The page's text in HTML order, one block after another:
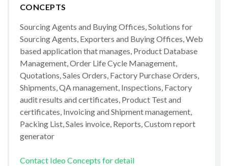
CONCEPTS
Sourcing Agents and Buying Offices, Solutions for
Sourcing Agents, Exporters and Buying Offices, Web
based application that manages, Product Database
Management, Order Life Cycle Management,
Quotations, Sales Orders, Factory Purchase Orders,
Shipments, QA management, Inspections, Factory
audit results and certificates, Product Test and
certificates, Invoicing and Shipment management,
Packing List, Sales invoice, Reports, Custom report
generator
Contact Ideo Concepts for detail